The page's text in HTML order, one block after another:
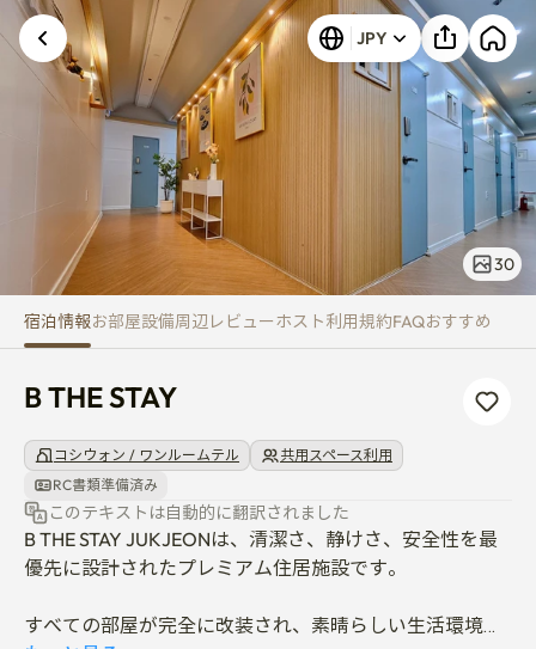
B THE STAY JPY
30
宿泊情報お部屋設備周辺 レビューホスト利用規約FAQおすすめ
B THE STAY
コシウォン / ワンルームテル
共用スペース利用
RC書類準備済み
このテキストは自動的に翻訳されました
B THE STAY JUKJEONは、清潔さ、静けさ、安全性を最
優先に設計されたプレミアム住居施設です。
すべての部屋が完全に改装され、素晴らしい生活環境を